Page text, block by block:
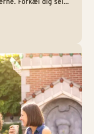
i vores caféer, og